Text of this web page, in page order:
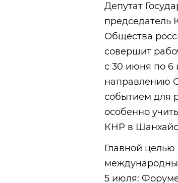
Депутат
председатель
Общества
совершит
с 30 июня по 6
направлению
событием для
особенно
КНР в
Главной целью
5 июля: